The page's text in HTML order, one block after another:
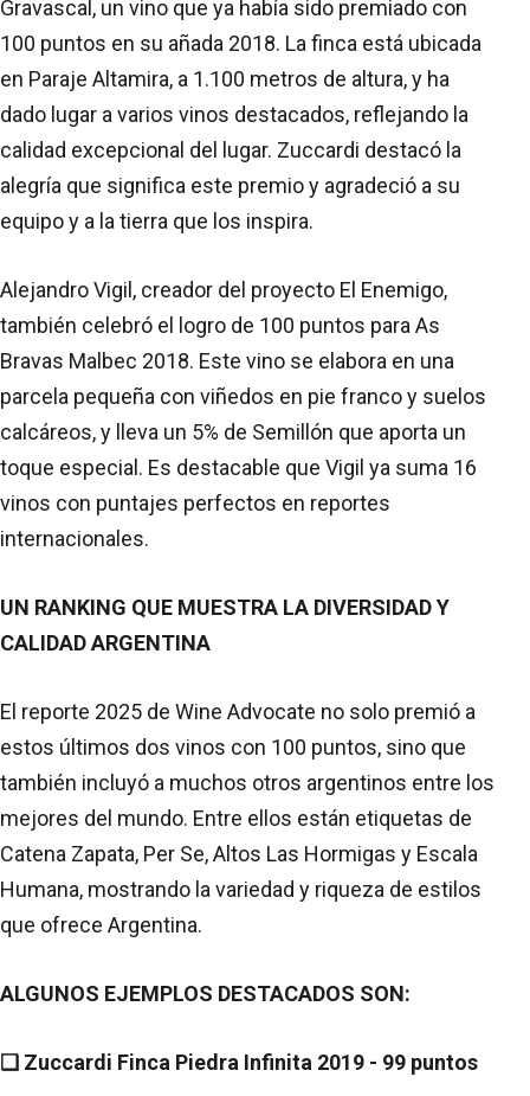
Gravascal, un vino que ya había sido premiado con
100 puntos en su añada 2018. La finca está ubicada
en Paraje Altamira, a 1.100 metros de altura, y ha
dado lugar a varios vinos destacados, reflejando la
calidad excepcional del lugar. Zuccardi destacó la
alegría que significa este premio y agradeció a su
equipo y a la tierra que los inspira.
Alejandro Vigil, creador del proyecto El Enemigo,
también celebró el logro de 100 puntos para As
Bravas Malbec 2018. Este vino se elabora en una
parcela pequeña con viñedos en pie franco y suelos
calcáreos, y lleva un 5% de Semillón que aporta un
toque especial. Es destacable que Vigil ya suma 16
vinos con puntajes perfectos en reportes
internacionales.
UN RANKING QUE MUESTRA LA DIVERSIDAD Y
CALIDAD ARGENTINA
El reporte 2025 de Wine Advocate no solo premió a
estos últimos dos vinos con 100 puntos, sino que
también incluyó a muchos otros argentinos entre los
mejores del mundo. Entre ellos están etiquetas de
Catena Zapata, Per Se, Altos Las Hormigas y Escala
Humana, mostrando la variedad y riqueza de estilos
que ofrece Argentina.
ALGUNOS EJEMPLOS DESTACADOS SON:
❑ Zuccardi Finca Piedra Infinita 2019 - 99 puntos